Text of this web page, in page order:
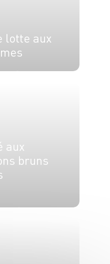
lotte aux
aux
bruns